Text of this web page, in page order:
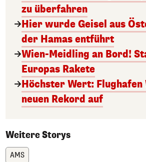
zu überfahren
Hier wurde Geisel aus
der Hamas entführt
Wien-Meidling an Bord!
Europas Rakete
Höchster Wert:
neuen Rekord auf
Weitere Storys
AMS